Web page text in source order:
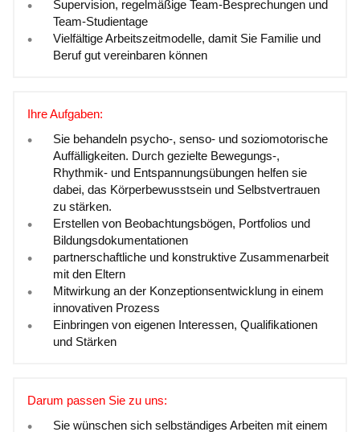
Supervision, regelmäßige Team-Besprechungen und
Team-Studientage
Vielfältige Arbeitszeitmodelle, damit Sie Familie und
Beruf gut vereinbaren können
Ihre Aufgaben:
Sie behandeln psycho-, senso- und soziomotorische
Auffälligkeiten. Durch gezielte Bewegungs-,
Rhythmik- und Entspannungsübungen helfen sie
dabei, das Körperbewusstsein und Selbstvertrauen
zu stärken.
Erstellen von Beobachtungsbögen, Portfolios und
Bildungsdokumentationen
partnerschaftliche und konstruktive Zusammenarbeit
mit den Eltern
Mitwirkung an der Konzeptionsentwicklung in einem
innovativen Prozess
Einbringen von eigenen Interessen, Qualifikationen
und Stärken
Darum passen Sie zu uns:
Sie wünschen sich selbständiges Arbeiten mit einem